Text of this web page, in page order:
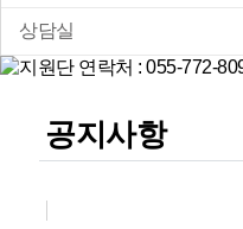
상담실
공지사항